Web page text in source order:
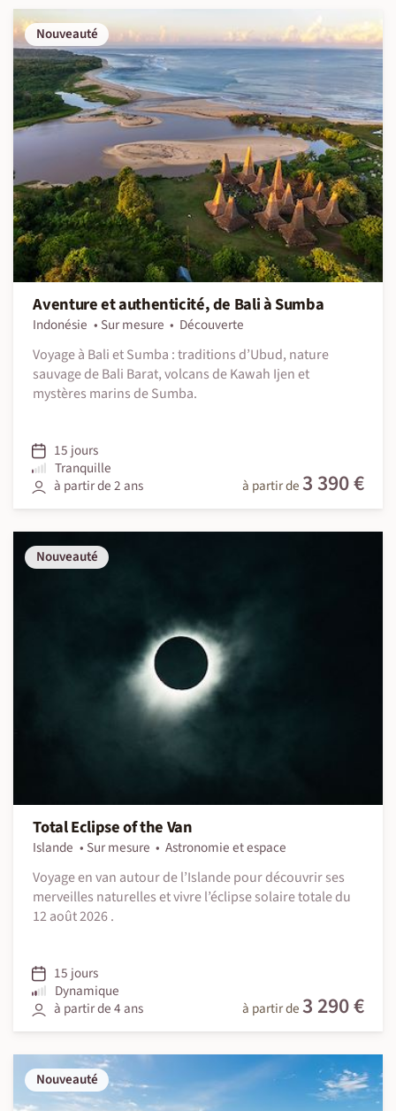
Nouveauté
Aventure et authenticité, de Bali à Sumba
Indonésie Sur mesure
Découverte
Voyage à Bali et Sumba : traditions d’Ubud, nature
sauvage de Bali Barat, volcans de Kawah Ijen et
mystères marins de Sumba.
15 jours
Tranquille
à partir de 2 ans
à partir de 3 390 €
Nouveauté
Total Eclipse of the Van
Islande Sur mesure
Astronomie et espace
Voyage en van autour de l’Islande pour découvrir ses
merveilles naturelles et vivre l’éclipse solaire totale du
12 août 2026 .
15 jours
Dynamique
à partir de 4 ans
à partir de 3 290 €
Nouveauté